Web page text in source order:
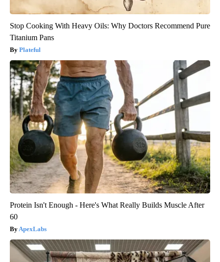
Stop Cooking With Heavy Oils: Why Doctors Recommend Pure
Titanium Pans
Plateful
Protein Isn't Enough - Here's What Really Builds Muscle After
60
ApexLabs